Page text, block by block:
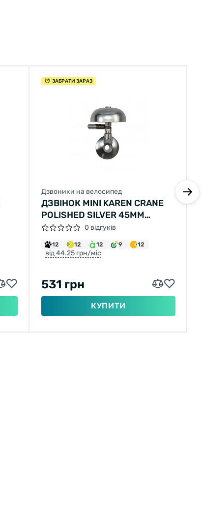
ЗАБРАТИ ЗАРАЗ
Дзвоники на велосипед
ДЗВІНОК MINI KAREN CRANE
POLISHED SILVER 45ММ
АЛЮМІНІЙ ТОПКЕП
0 відгуків
12 12 12 9 12
від 44.25 грн/міс
531 грн
КУПИТИ